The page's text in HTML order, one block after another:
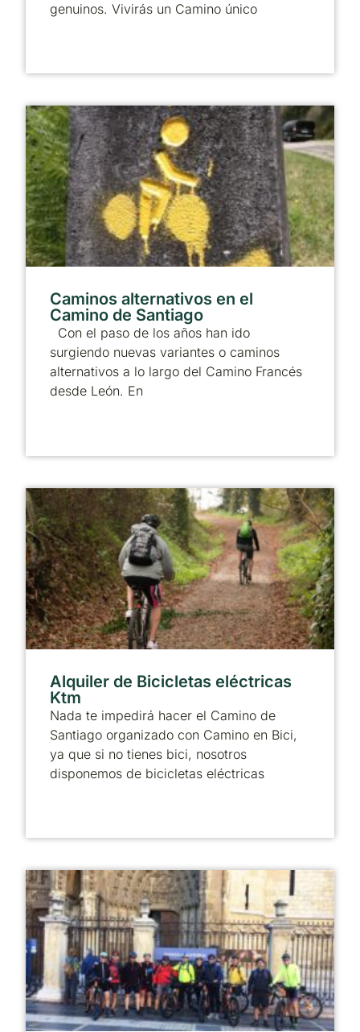
genuinos. Vivirás un Camino único
Caminos alternativos en el
Camino de Santiago
Con el paso de los años han ido
surgiendo nuevas variantes o caminos
alternativos a lo largo del Camino Francés
desde León. En
Alquiler de Bicicletas eléctricas
Ktm
Nada te impedirá hacer el Camino de
Santiago organizado con Camino en Bici,
ya que si no tienes bici, nosotros
disponemos de bicicletas eléctricas